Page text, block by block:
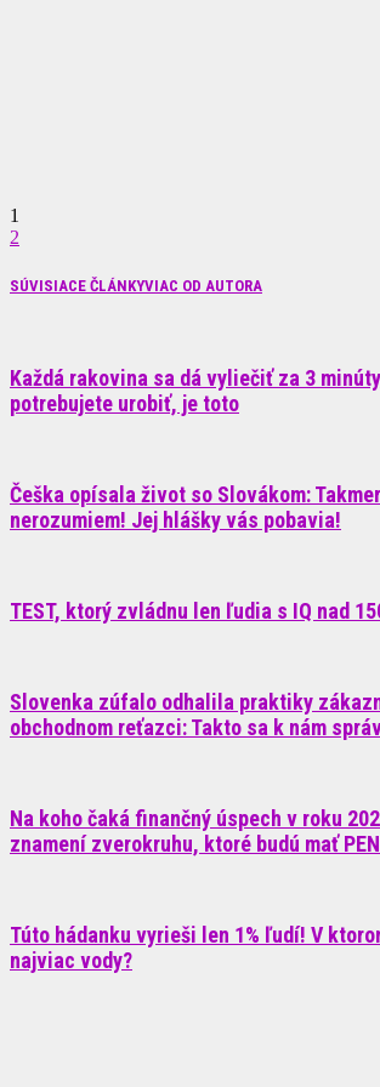
1
2
SÚVISIACE ČLÁNKYVIAC OD AUTORA
Každá rakovina sa dá vyliečiť za 3
potrebujete urobiť, je toto
Češka opísala život so Slovákom:
nerozumiem! Jej hlášky vás pobavia!
TEST, ktorý zvládnu len ľudia s IQ nad
Slovenka zúfalo odhalila praktiky
obchodnom reťazci: Takto sa k nám
Na koho čaká finančný úspech v roku
znamení zverokruhu, ktoré budú mať
Túto hádanku vyrieši len 1% ľudí! V
najviac vody?